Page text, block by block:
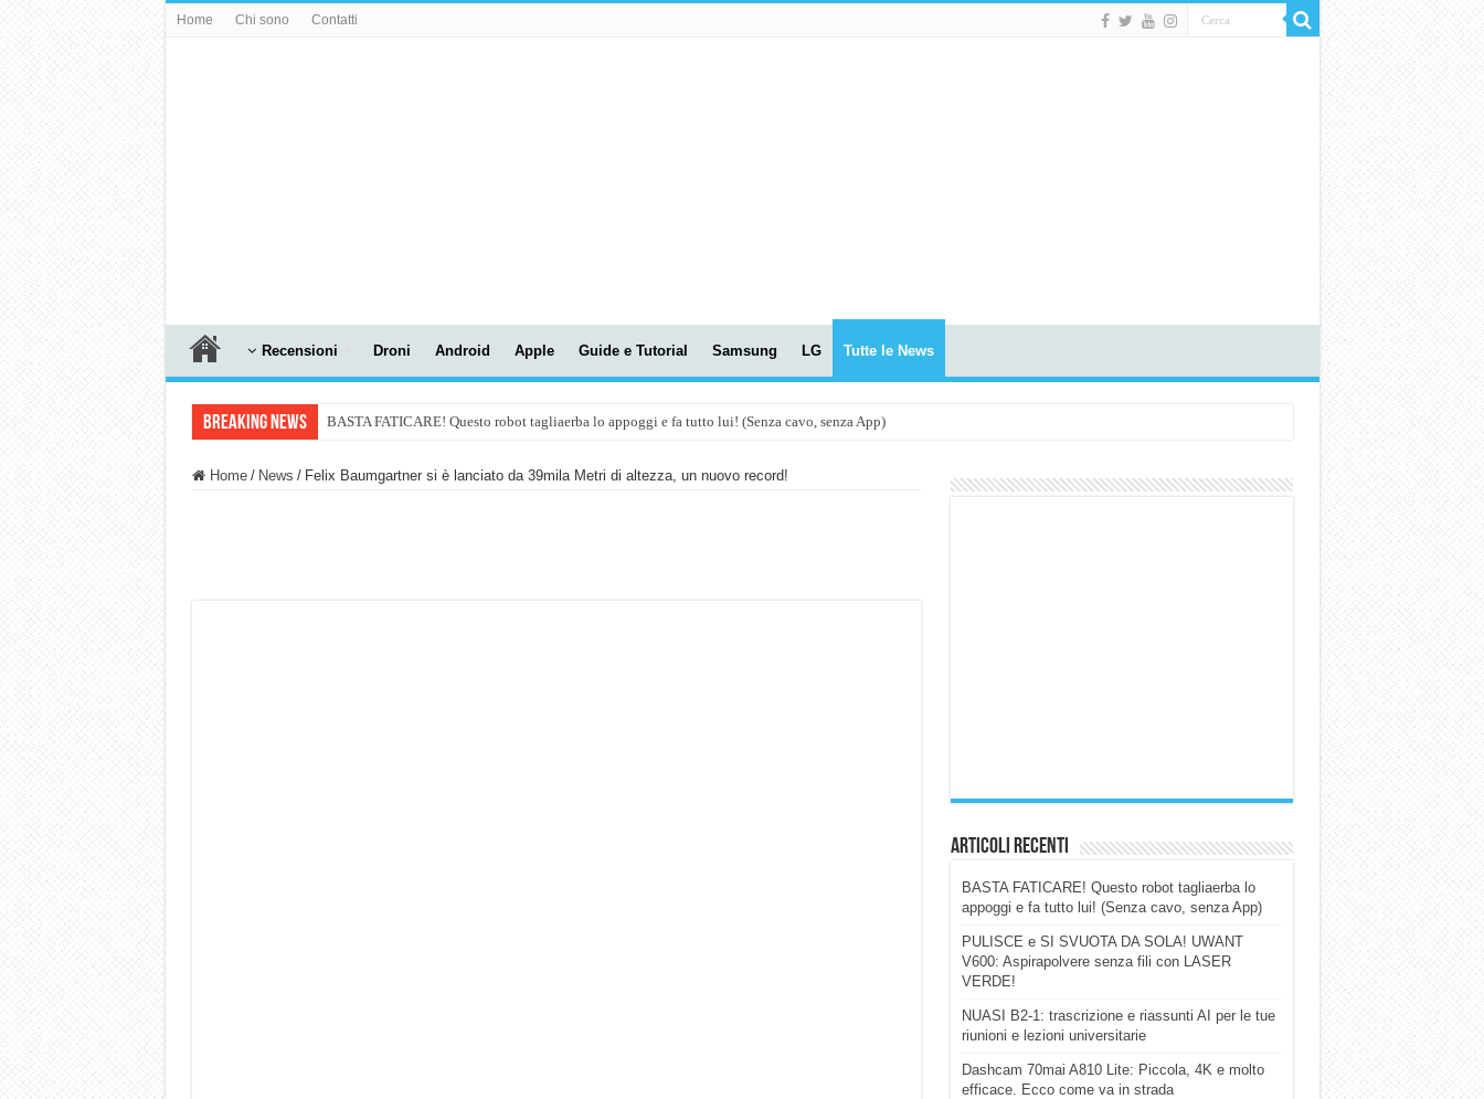
Home Chi sono Contatti
Recensioni Droni Android Apple Guide e Tutorial Samsung LG Tutte le News
Breaking News BASTA FATICARE! Questo robot tagliaerba lo appoggi e fa tutto lui! (Senza cavo, senza App)
Home / News / Felix Baumgartner si è lanciato da 39mila Metri di altezza, un nuovo record!
Articoli Recenti
BASTA FATICARE! Questo robot tagliaerba lo
appoggi e fa tutto lui! (Senza cavo, senza App)
PULISCE e SI SVUOTA DA SOLA! UWANT
V600: Aspirapolvere senza fili con LASER
VERDE!
NUASI B2-1: trascrizione e riassunti AI per le tue
riunioni e lezioni universitarie
Dashcam 70mai A810 Lite: Piccola, 4K e molto
efficace. Ecco come va in strada